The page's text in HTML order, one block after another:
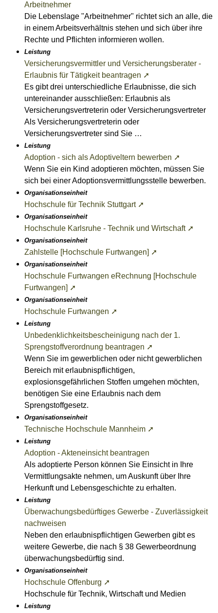
Arbeitnehmer
Die Lebenslage "Arbeitnehmer" richtet sich an alle, die
in einem Arbeitsverhältnis stehen und sich über ihre
Rechte und Pflichten informieren wollen.
Leistung
Versicherungsvermittler und Versicherungsberater -
Erlaubnis für Tätigkeit beantragen ➚
Es gibt drei unterschiedliche Erlaubnisse, die sich
untereinander ausschließen: Erlaubnis als
Versicherungsvertreterin oder Versicherungsvertreter
Als Versicherungsvertreterin oder
Versicherungsvertreter sind Sie …
Leistung
Adoption - sich als Adoptiveltern bewerben ➚
Wenn Sie ein Kind adoptieren möchten, müssen Sie
sich bei einer Adoptionsvermittlungsstelle bewerben.
Organisationseinheit
Hochschule für Technik Stuttgart ➚
Organisationseinheit
Hochschule Karlsruhe - Technik und Wirtschaft ➚
Organisationseinheit
Zahlstelle [Hochschule Furtwangen] ➚
Organisationseinheit
Hochschule Furtwangen eRechnung [Hochschule
Furtwangen] ➚
Organisationseinheit
Hochschule Furtwangen ➚
Leistung
Unbedenklichkeitsbescheinigung nach der 1.
Sprengstoffverordnung beantragen ➚
Wenn Sie im gewerblichen oder nicht gewerblichen
Bereich mit erlaubnispflichtigen,
explosionsgefährlichen Stoffen umgehen möchten,
benötigen Sie eine Erlaubnis nach dem
Sprengstoffgesetz.
Organisationseinheit
Technische Hochschule Mannheim ➚
Leistung
Adoption - Akteneinsicht beantragen
Als adoptierte Person können Sie Einsicht in Ihre
Vermittlungsakte nehmen, um Auskunft über Ihre
Herkunft und Lebensgeschichte zu erhalten.
Leistung
Überwachungsbedürftiges Gewerbe - Zuverlässigkeit
nachweisen
Neben den erlaubnispflichtigen Gewerben gibt es
weitere Gewerbe, die nach § 38 Gewerbeordnung
überwachungsbedürftig sind.
Organisationseinheit
Hochschule Offenburg ➚
Hochschule für Technik, Wirtschaft und Medien
Leistung